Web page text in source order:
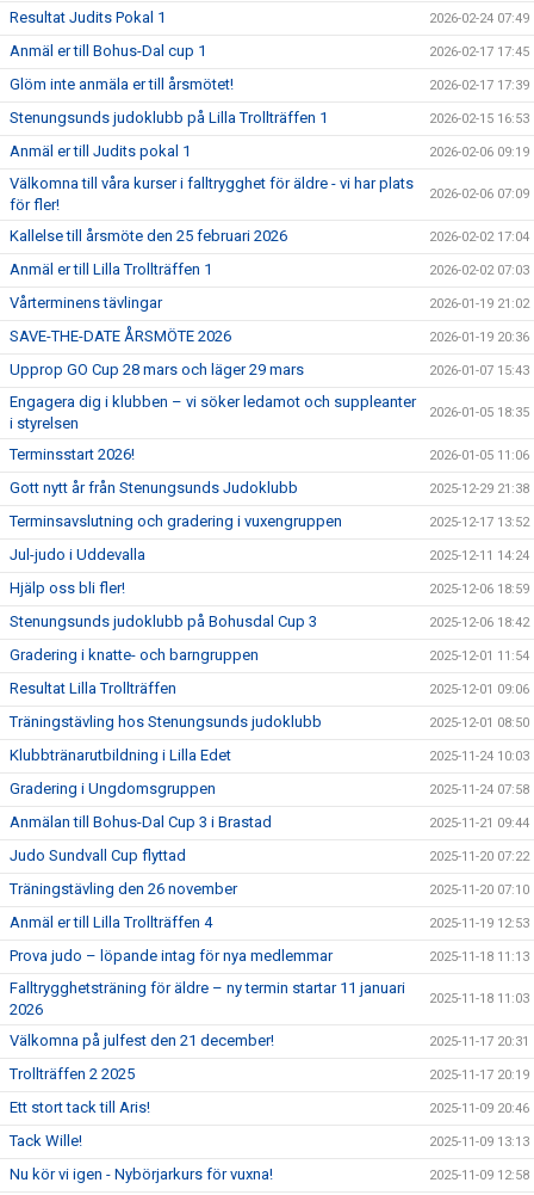
Resultat Judits Pokal 1 2026-02-24 07:49
Anmäl er till Bohus-Dal cup 1 2026-02-17 17:45
Glöm inte anmäla er till årsmötet! 2026-02-17 17:39
Stenungsunds judoklubb på Lilla Trollträffen 1 2026-02-15 16:53
Anmäl er till Judits pokal 1 2026-02-06 09:19
Välkomna till våra kurser i falltrygghet för äldre - vi har plats
för fler!
2026-02-06 07:09
Kallelse till årsmöte den 25 februari 2026 2026-02-02 17:04
Anmäl er till Lilla Trollträffen 1 2026-02-02 07:03
Vårterminens tävlingar 2026-01-19 21:02
SAVE-THE-DATE ÅRSMÖTE 2026 2026-01-19 20:36
Upprop GO Cup 28 mars och läger 29 mars 2026-01-07 15:43
Engagera dig i klubben – vi söker ledamot och suppleanter
i styrelsen
2026-01-05 18:35
Terminsstart 2026! 2026-01-05 11:06
Gott nytt år från Stenungsunds Judoklubb 2025-12-29 21:38
Terminsavslutning och gradering i vuxengruppen 2025-12-17 13:52
Jul-judo i Uddevalla 2025-12-11 14:24
Hjälp oss bli fler! 2025-12-06 18:59
Stenungsunds judoklubb på Bohusdal Cup 3 2025-12-06 18:42
Gradering i knatte- och barngruppen 2025-12-01 11:54
Resultat Lilla Trollträffen 2025-12-01 09:06
Träningstävling hos Stenungsunds judoklubb 2025-12-01 08:50
Klubbtränarutbildning i Lilla Edet 2025-11-24 10:03
Gradering i Ungdomsgruppen 2025-11-24 07:58
Anmälan till Bohus-Dal Cup 3 i Brastad 2025-11-21 09:44
Judo Sundvall Cup flyttad 2025-11-20 07:22
Träningstävling den 26 november 2025-11-20 07:10
Anmäl er till Lilla Trollträffen 4 2025-11-19 12:53
Prova judo – löpande intag för nya medlemmar 2025-11-18 11:13
Falltrygghetsträning för äldre – ny termin startar 11 januari
2026
2025-11-18 11:03
Välkomna på julfest den 21 december! 2025-11-17 20:31
Trollträffen 2 2025 2025-11-17 20:19
Ett stort tack till Aris! 2025-11-09 20:46
Tack Wille! 2025-11-09 13:13
Nu kör vi igen - Nybörjarkurs för vuxna! 2025-11-09 12:58